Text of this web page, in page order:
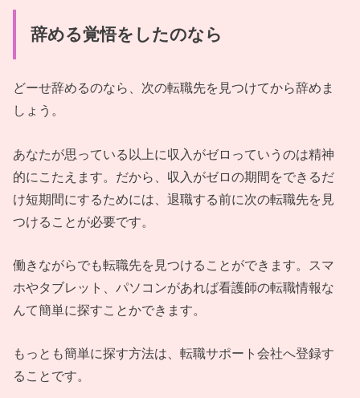
辞める覚悟をしたのなら
どーせ辞めるのなら、次の転職先を見つけてから辞めま
しょう。
あなたが思っている以上に収入がゼロっていうのは精神
的にこたえます。だから、収入がゼロの期間をできるだ
け短期間にするためには、退職する前に次の転職先を見
つけることが必要です。
働きながらでも転職先を見つけることができます。スマ
ホやタブレット、パソコンがあれば看護師の転職情報な
んて簡単に探すことかできます。
もっとも簡単に探す方法は、転職サポート会社へ登録す
ることです。